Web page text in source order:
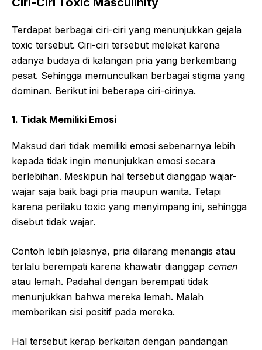
Terdapat berbagai ciri-ciri yang menunjukkan gejala
toxic tersebut. Ciri-ciri tersebut melekat karena
adanya budaya di kalangan pria yang berkembang
pesat. Sehingga memunculkan berbagai stigma yang
dominan. Berikut ini beberapa ciri-cirinya.
1. Tidak Memiliki Emosi
Maksud dari tidak memiliki emosi sebenarnya lebih
kepada tidak ingin menunjukkan emosi secara
berlebihan. Meskipun hal tersebut dianggap wajar-
wajar saja baik bagi pria maupun wanita. Tetapi
karena perilaku toxic yang menyimpang ini, sehingga
disebut tidak wajar.
Contoh lebih jelasnya, pria dilarang menangis atau
terlalu berempati karena khawatir dianggap cemen
atau lemah. Padahal dengan berempati tidak
menunjukkan bahwa mereka lemah. Malah
memberikan sisi positif pada mereka.
Hal tersebut kerap berkaitan dengan pandangan